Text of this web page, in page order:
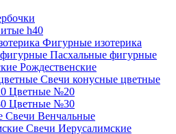
h40
Фигурные изотерика
Пасхальные фигурные
Рождественские
Свечи конусные цветные
Цветные №20
Цветные №30
Свечи Венчальные
Свечи Иерусалимские